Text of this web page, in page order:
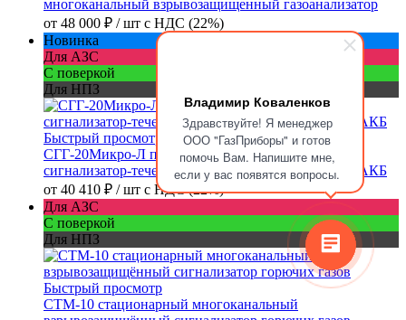
Владимир Коваленков
Здравствуйте! Я менеджер
ООО "ГазПриборы" и готов
помочь Вам. Напишите мне,
если у вас появятся вопросы.
многоканальный взрывозащищенный газоанализатор
от 48 000 ₽ / шт с НДС (22%)
Новинка
Для АЗС
С поверкой
Для НПЗ
Быстрый просмотр
СГГ-20Микро-Л переносной (индивидуальный)
сигнализатор-течеискатель горючих газов с Li-ion АКБ
от 40 410 ₽ / шт с НДС (22%)
Для АЗС
С поверкой
Для НПЗ
Быстрый просмотр
СТМ-10 стационарный многоканальный